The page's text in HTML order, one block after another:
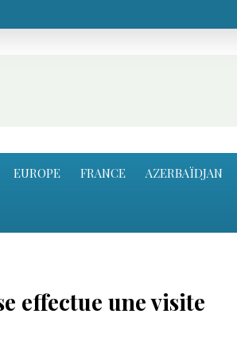
EUROPE FRANCE AZERBAÏDJAN
effectue une visite